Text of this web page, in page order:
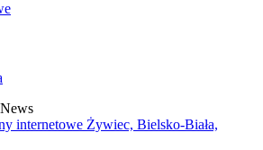
internetowe Żywiec, Bielsko-Biała,